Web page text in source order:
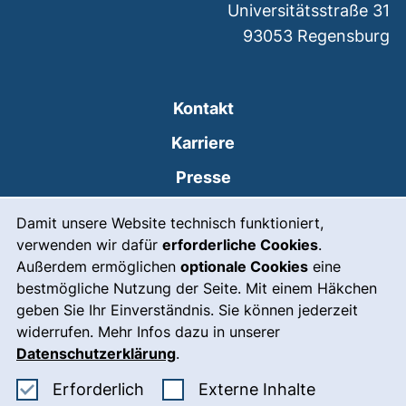
Damit unsere Website technisch funktioniert,
verwenden wir dafür erforderliche Cookies.
Außerdem ermöglichen optionale Cookies eine
bestmögliche Nutzung der Seite. Mit einem Häkchen
geben Sie Ihr Einverständnis. Sie können jederzeit
widerrufen. Mehr Infos dazu in unserer
Datenschutzerklärung.
Erforderlich Erforderliche Cookies akzeptieren
Externe Inhalte: Externe
Kontakt
Karriere
Presse
Leichte Sprache
Gebärdensprache
Notfall(externer Link, öffnet
Impressum
Barrierefreiheit
Universitätsstraße 31
93053 Regensburg